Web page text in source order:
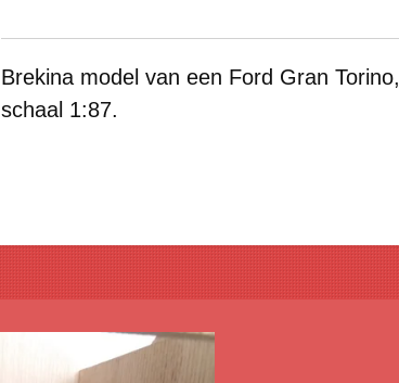
Brekina model van een Ford Gran Torino,
schaal 1:87.